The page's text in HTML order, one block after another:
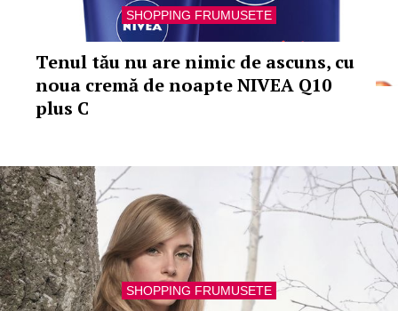
SHOPPING FRUMUSETE
Tenul tău nu are nimic de ascuns, cu
noua cremă de noapte NIVEA Q10
plus C
SHOPPING FRUMUSETE